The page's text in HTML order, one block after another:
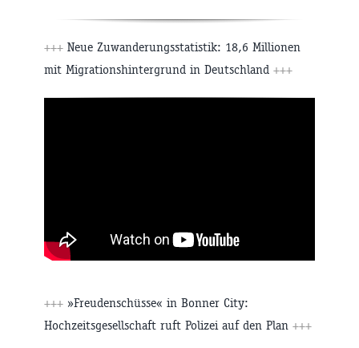
+++ Neue Zuwanderungsstatistik: 18,6 Millionen
mit Migrationshintergrund in Deutschland +++
+++ »Freudenschüsse« in Bonner City:
Hochzeitsgesellschaft ruft Polizei auf den Plan +++